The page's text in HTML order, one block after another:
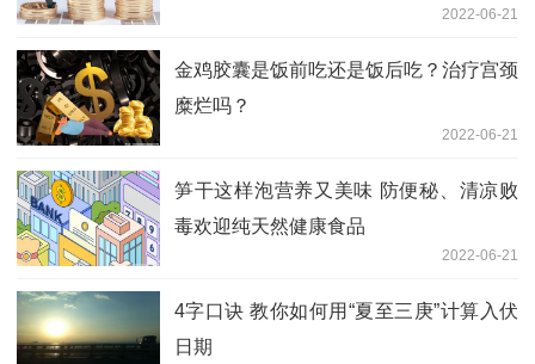
2022-06-21
金鸡胶囊是饭前吃还是饭后吃？治疗宫颈
糜烂吗？
2022-06-21
笋干这样泡营养又美味 防便秘、清凉败
毒欢迎纯天然健康食品
2022-06-21
4字口诀 教你如何用“夏至三庚”计算入伏
日期